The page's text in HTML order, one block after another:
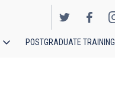
POSTGRADUATE TRAINING